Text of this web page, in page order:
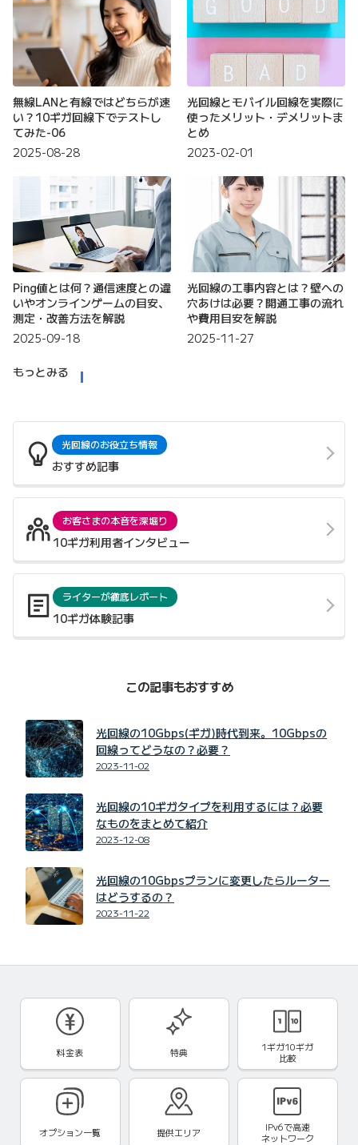
無線LANと有線ではどちらが速
い？10ギガ回線下でテストし
てみた-06
2025-08-28
光回線とモバイル回線を実際に
使ったメリット・デメリットま
とめ
2023-02-01
Ping値とは何？通信速度との違
いやオンラインゲームの目安、
測定・改善方法を解説
2025-09-18
光回線の工事内容とは？壁への
穴あけは必要？開通工事の流れ
や費用目安を解説
2025-11-27
もっとみる
光回線のお役立ち情報
おすすめ記事
お客さまの本音を深堀り
10ギガ利用者インタビュー
ライターが徹底レポート
10ギガ体験記事
この記事もおすすめ
光回線の10Gbps(ギガ)時代到来。10Gbpsの
回線ってどうなの？必要？
2023-11-02
光回線の10ギガタイプを利用するには？必要
なものをまとめて紹介
2023-12-08
光回線の10Gbpsプランに変更したらルーター
はどうするの？
2023-11-22
料金表 特典
1ギガ10ギガ
比較
オプション一覧 提供エリア IPv6で高速
ネットワーク